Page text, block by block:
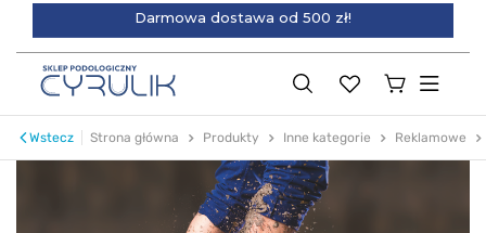
Darmowa dostawa od 500 zł!
Wstecz Strona główna Produkty Inne kategorie Reklamowe